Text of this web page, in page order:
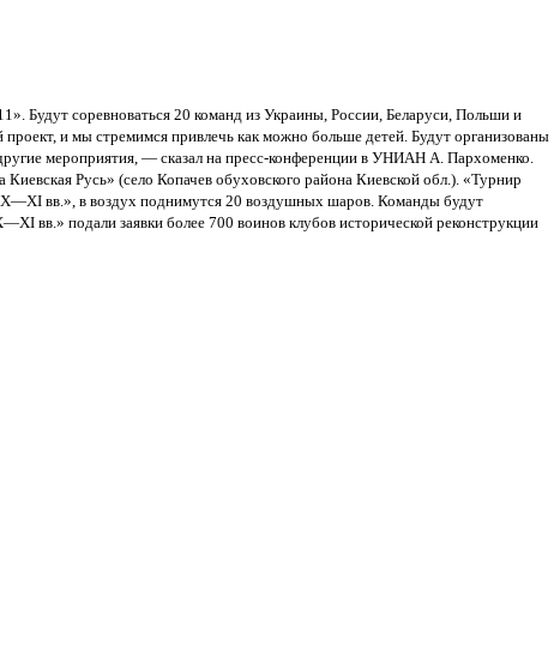
Будут соревноваться 20 команд из Украины, России, Беларуси, Польши и
и мы стремимся привлечь как можно больше детей. Будут организованы
мероприятия, — сказал на пресс-конференции в УНИАН А. Пархоменко.
Русь» (село Копачев обуховского района Киевской обл.). «Турнир
вв.», в воздух поднимутся 20 воздушных шаров. Команды будут
вв.» подали заявки более 700 воинов клубов исторической реконструкции